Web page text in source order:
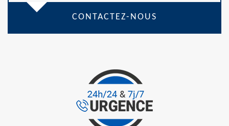
CONTACTEZ-NOUS